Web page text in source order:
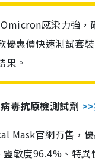
感染力強，
優惠價快速測試套
果。
毒抗原檢測試劑
Mask官網有售，
敏度96.4%、特